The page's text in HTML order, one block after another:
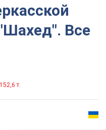
Все
152,6 т.